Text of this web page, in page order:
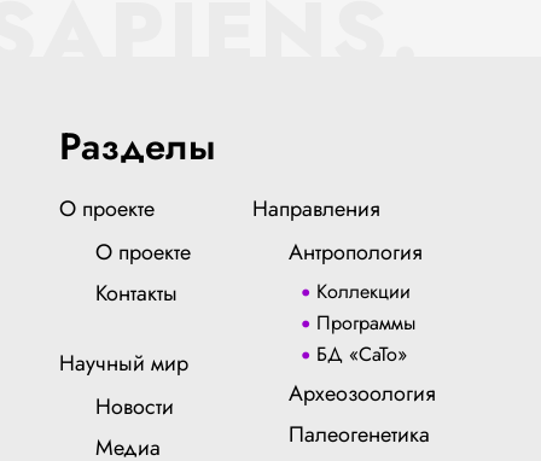
Разделы
О проекте
О проекте
Контакты
Научный мир
Новости
Медиа
Направления
Антропология
Коллекции
Программы
БД «СаТо»
Археозоология
Палеогенетика